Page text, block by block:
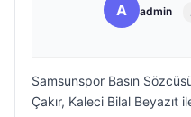
A admin
Samsunspor Basın
Çakır, Kaleci Bilal Beyazıt